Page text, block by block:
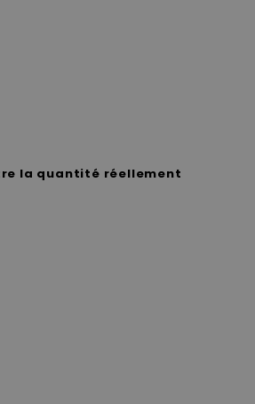
la quantité réellement